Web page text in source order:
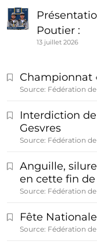
Poutier :
13 juillet 2026
Championnat
Source: Fédération
Interdiction
Gesvres
Source: Fédération
Anguille,
en cette fin
Source: Fédération
Fête
Source: Fédération